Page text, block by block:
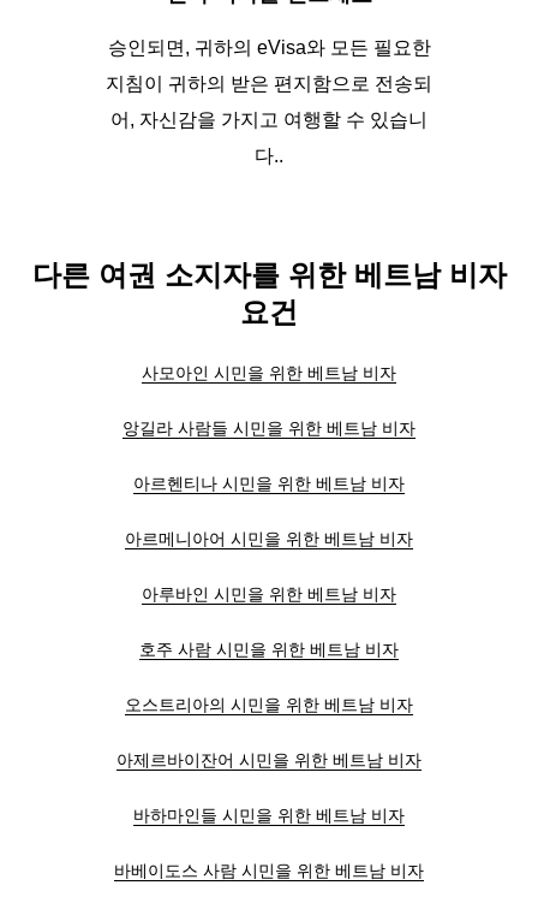
승인되면, 귀하의 eVisa와 모든 필요한
지침이 귀하의 받은 편지함으로 전송되
어, 자신감을 가지고 여행할 수 있습니
다..
다른 여권 소지자를 위한 베트남 비자
요건
사모아인 시민을 위한 베트남 비자
앙길라 사람들 시민을 위한 베트남 비자
아르헨티나 시민을 위한 베트남 비자
아르메니아어 시민을 위한 베트남 비자
아루바인 시민을 위한 베트남 비자
호주 사람 시민을 위한 베트남 비자
오스트리아의 시민을 위한 베트남 비자
아제르바이잔어 시민을 위한 베트남 비자
바하마인들 시민을 위한 베트남 비자
바베이도스 사람 시민을 위한 베트남 비자